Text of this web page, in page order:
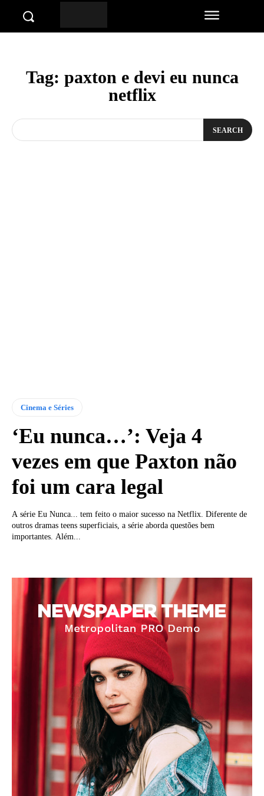
Tag: paxton e devi eu nunca
netflix
SEARCH
Cinema e Séries
‘Eu nunca…’: Veja 4
vezes em que Paxton não
foi um cara legal
A série Eu Nunca... tem feito o maior sucesso na Netflix. Diferente de
outros dramas teens superficiais, a série aborda questões bem
importantes. Além...